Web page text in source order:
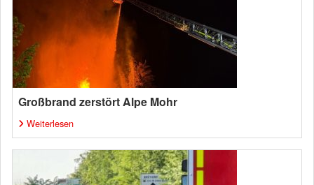
Großbrand zerstört Alpe Mohr
Weiterlesen